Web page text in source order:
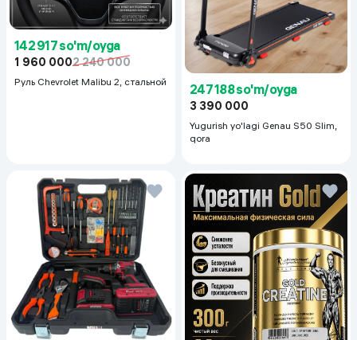
142 917 so'm/oyga
1 960 0002 240 000
Руль Chevrolet Malibu 2, cтальной
247 188 so'm/oyga
3 390 000
Yugurish yo'lagi Genau S50 Slim,
qora